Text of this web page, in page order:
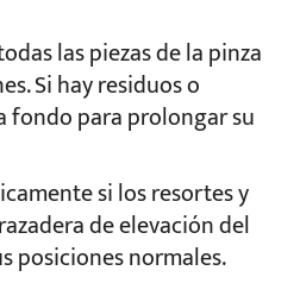
las piezas de la pinza
Si hay residuos o
fondo para prolongar su
si los resortes y
de elevación del
posiciones normales.